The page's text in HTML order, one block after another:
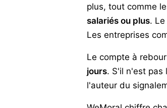
plus, tout comme
salariés ou plus.
Les entreprises
Le compte à
jours. S'il n'est pas
l'auteur du